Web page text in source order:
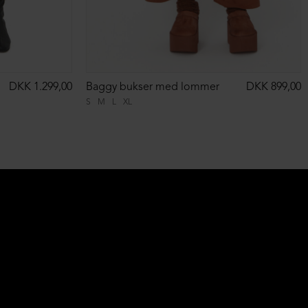
DKK 1.299,00
S M L XL
Baggy bukser med lommer DKK 899,00